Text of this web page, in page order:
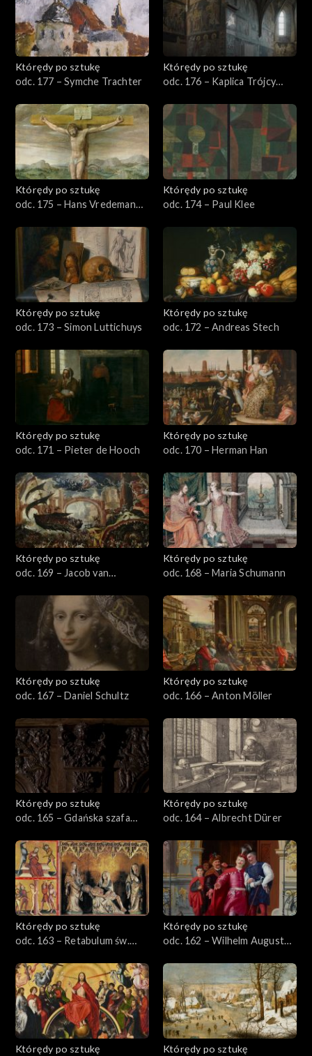
Którędy po sztukę
odc. 177 – Symche Trachter
Którędy po sztukę
odc. 176 – Kaplica Trójcy
Którędy po sztukę
odc. 175 – Hans Vredeman
Którędy po sztukę
odc. 174 – Paul Klee
Którędy po sztukę
odc. 173 – Simon Luttichuys
Którędy po sztukę
odc. 172 – Andreas Stech
Którędy po sztukę
odc. 171 – Pieter de Hooch
Którędy po sztukę
odc. 170 – Herman Han
Którędy po sztukę
odc. 169 – Jacob van
Którędy po sztukę
odc. 168 – Maria Schumann
Którędy po sztukę
odc. 167 – Daniel Schultz
Którędy po sztukę
odc. 166 – Anton Möller
Którędy po sztukę
odc. 165 – Gdańska szafa
Którędy po sztukę
odc. 164 – Albrecht Dürer
Którędy po sztukę
odc. 163 – Retabulum św.
Którędy po sztukę
odc. 162 – Wilhelm August
Którędy po sztukę
Którędy po sztukę